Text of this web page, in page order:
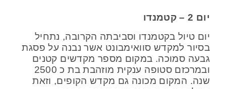
יום 2 – קטמנדו
יום טיול בקטמנדו וסביבתה הקרובה, נתחיל
בסיור למקדש סוואימבונט אשר נבנה על פסגת
גבעה סמוכה. במקום מספר מקדשים קטנים
ובמרכזם סטופה ענקית מוזהבת בת כ 2500
שנה. המקום מכונה גם מקדש הקופים, וזאת